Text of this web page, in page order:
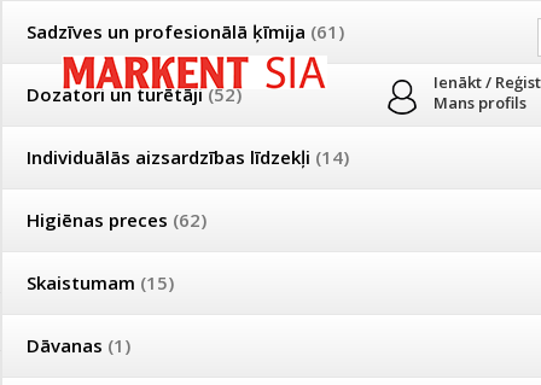
Ienākt /
Mans profils
Sadzīves un profesionālā ķīmija (61)
Dozatori un turētāji(52)
Individuālās aizsardzības līdzekļi (14)
Higiēnas preces (62)
Skaistumam (15)
Dāvanas (1)
PAR MUMS
PRODUKTI
Mājsaimniecības un profesionālās uzkopšanas preču tirdzniecība
Bezmaksas piegāde visā Latvijā pasūtījumiem no 50 eiro!
Īpašas cenas un piegādes nosacījumi vairumtirgotājiem